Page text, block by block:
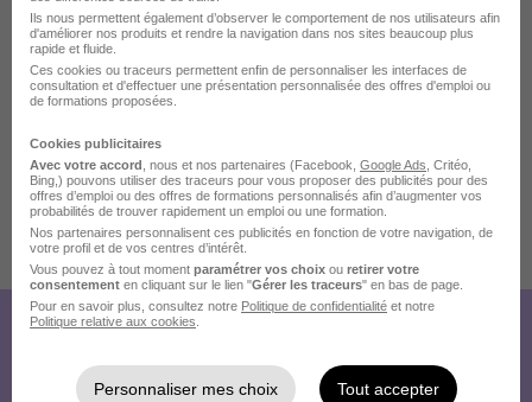
1 de plus
Publiée le 10/07/2026 - Réf : 4128167/29121992 ACD/N
envoyez votre candidature !
Ils nous permettent également d’observer le comportement de nos utilisateurs afin
d'améliorer nos produits et rendre la navigation dans nos sites beaucoup plus
rapide et fluide.
Ces cookies ou traceurs permettent enfin de personnaliser les interfaces de
consultation et d'effectuer une présentation personnalisée des offres d'emploi ou
de formations proposées.
Cookies publicitaires
Avec votre accord , nous et nos partenaires (Facebook, Google Ads , Critéo,
Bing,) pouvons utiliser des traceurs pour vous proposer des publicités pour des
offres d’emploi ou des offres de formations personnalisés afin d’augmenter vos
probabilités de trouver rapidement un emploi ou une formation.
Nos partenaires personnalisent ces publicités en fonction de votre navigation, de
votre profil et de vos centres d’intérêt.
Vous pouvez à tout moment paramétrer vos choix ou retirer votre
consentement en cliquant sur le lien "Gérer les traceurs" en bas de page.
Pour en savoir plus, consultez notre Politique de confidentialité et notre
Politique relative aux cookies
Personnaliser mes choix Tout accepter